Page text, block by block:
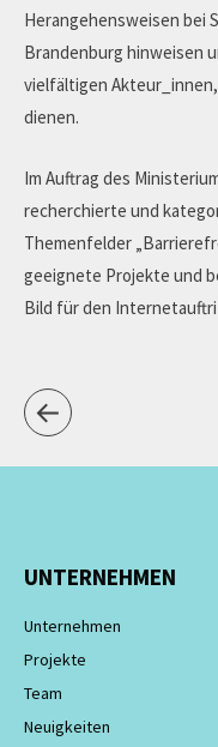
Herangehensweisen bei
Brandenburg hinweisen
vielfältigen
dienen.
Im Auftrag des
recherchierte und
Themenfelder
geeignete Projekte und
Bild für den
UNTERNEHMEN
Unternehmen
Projekte
Team
Neuigkeiten